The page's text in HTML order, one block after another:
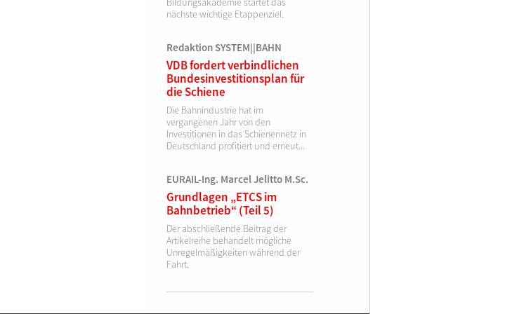
Bildungsakademie startet das
nächste wichtige Etappenziel.
Redaktion SYSTEM||BAHN
VDB fordert verbindlichen
Bundesinvestitionsplan für
die Schiene
Die Bahnindustrie hat im
vergangenen Jahr von den
Investitionen in das Schienennetz in
Deutschland profitiert und erneut...
EURAIL-Ing. Marcel Jelitto M.Sc.
Grundlagen „ETCS im
Bahnbetrieb“ (Teil 5)
Der abschließende Beitrag der
Artikelreihe behandelt mögliche
Unregelmäßigkeiten während der
Fahrt.